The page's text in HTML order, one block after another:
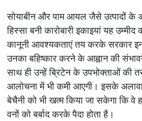
सोयाबीन और पाम आयल जैसे उत्पादों के
हिस्सा बनी कारोबारी इकाइयां यह
कानूनी आवश्यकताएं तय करके सरकार इन
उनका बहिष्कार करने के आह्वान की
साथ ही उन्हें ब्रिटेन के उपभोक्ताओं की
आलोचना में भी कमी आएगी। इसके
बेचैनी को भी खत्म किया जा सकेगा कि वे
वनों को बर्बाद करके पैदा होता है।